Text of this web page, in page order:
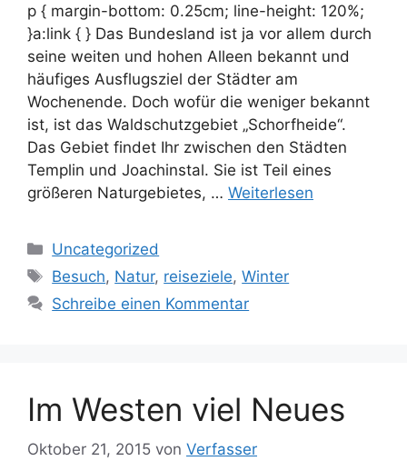
p { margin-bottom: 0.25cm; line-height: 120%;
}a:link { } Das Bundesland ist ja vor allem durch
seine weiten und hohen Alleen bekannt und
häufiges Ausflugsziel der Städter am
Wochenende. Doch wofür die weniger bekannt
ist, ist das Waldschutzgebiet „Schorfheide“.
Das Gebiet findet Ihr zwischen den Städten
Templin und Joachinstal. Sie ist Teil eines
größeren Naturgebietes, … Weiterlesen
Kategorien
Uncategorized
Schlagwörter
Besuch, Natur, reiseziele,Winter
Schreibe einen Kommentar
Im Westen viel Neues
Oktober 21, 2015 von Verfasser